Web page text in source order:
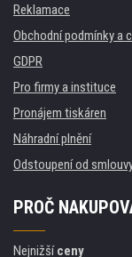
Reklamace
Obchodní podmínky a
GDPR
Pro firmy a instituce
Pronájem tiskáren
Náhradní plnění
Odstoupení od
PROČ
Nejnižšíceny